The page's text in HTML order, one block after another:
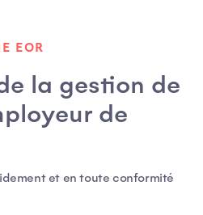
EOR
la gestion de
de
et en toute conformité